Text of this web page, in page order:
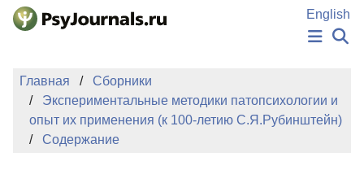
Перейти к основному содержанию
English
НОВОСТИ
АВТОРЫ
ПОДАТЬ РУКОПИСЬ
Главная
Сборники
Экспериментальные методики патопсихологии и
опыт их применения (к 100-летию С.Я.Рубинштейн)
Содержание